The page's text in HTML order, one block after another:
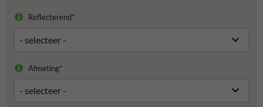
Reflecterend*
Afmeting*